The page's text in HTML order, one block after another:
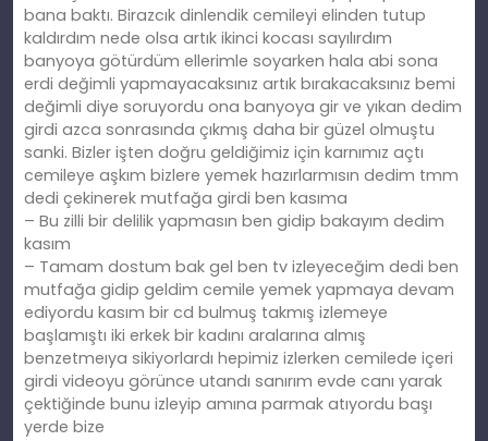
bana baktı. Birazcık dinlendik cemileyi elinden tutup
kaldırdım nede olsa artık ikinci kocası sayılırdım
banyoya götürdüm ellerimle soyarken hala abi sona
erdi değimli yapmayacaksınız artık bırakacaksınız bemi
değimli diye soruyordu ona banyoya gir ve yıkan dedim
girdi azca sonrasında çıkmış daha bir güzel olmuştu
sanki. Bizler işten doğru geldiğimiz için karnımız açtı
cemileye aşkım bizlere yemek hazırlarmısın dedim tmm
dedi çekinerek mutfağa girdi ben kasıma
– Bu zilli bir delilik yapmasın ben gidip bakayım dedim
kasım
– Tamam dostum bak gel ben tv izleyeceğim dedi ben
mutfağa gidip geldim cemile yemek yapmaya devam
ediyordu kasım bir cd bulmuş takmış izlemeye
başlamıştı iki erkek bir kadını aralarına almış
benzetmeıya sikiyorlardı hepimiz izlerken cemilede içeri
girdi videoyu görünce utandı sanırım evde canı yarak
çektiğinde bunu izleyip amına parmak atıyordu başı
yerde bize